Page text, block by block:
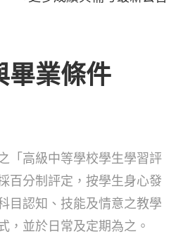
畢業條件
高級中等學校學生學習評
百分制評定，按學生身心發
目認知、技能及情意之教學
，並於日常及定期為之。